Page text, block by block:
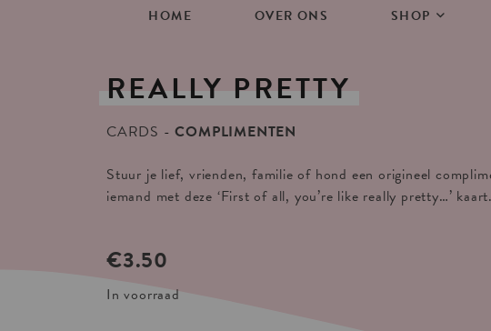
HOME OVER ONS SHOP
REALLY PRETTY
CARDS
COMPLIMENTEN
Stuur je lief, vrienden, familie of hond een origineel
iemand met deze ‘First of all, you’re like really pretty…’ kaart.
€3.50
In voorraad